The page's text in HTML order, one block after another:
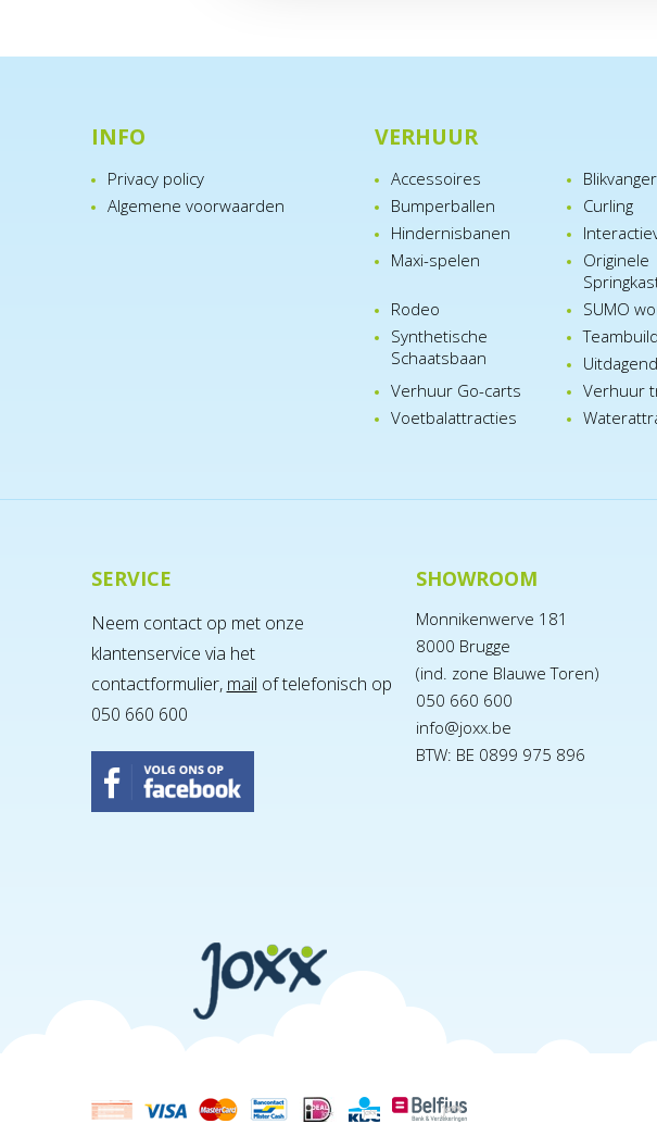
INFO
Privacy policy
Algemene voorwaarden
VERHUUR
Accessoires
Bumperballen
Curling
Hindernisbanen
Maxi-spelen
Originele
Rodeo
SUMO
Synthetische
Schaatsbaan
Verhuur Go-carts
Verhuur
Voetbalattracties
SERVICE
Neem contact op met onze
klantenservice via het
contactformulier, mail of telefonisch op
050 660 600
SHOWROOM
Monnikenwerve 181
8000 Brugge
(ind. zone Blauwe Toren)
050 660 600
info@joxx.be
BTW: BE 0899 975 896